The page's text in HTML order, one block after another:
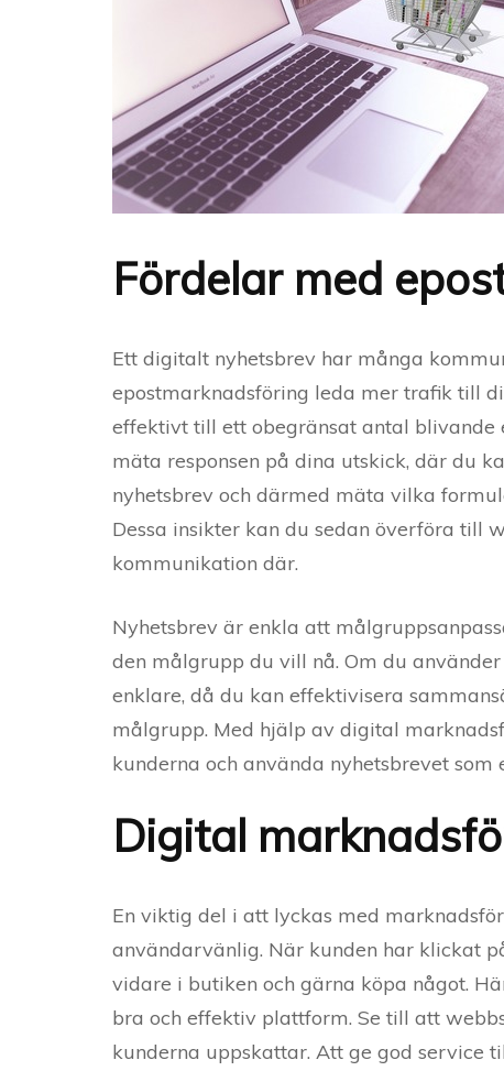
Fördelar med
Ett digitalt nyhetsbrev har många
epostmarknadsföring leda mer trafik till
effektivt till ett obegränsat antal blivande
mäta responsen på dina utskick, där du
nyhetsbrev och därmed mäta vilka
Dessa insikter kan du sedan överföra till
kommunikation där.
Nyhetsbrev är enkla att
den målgrupp du vill nå. Om du
enklare, då du kan effektivisera
målgrupp. Med hjälp av digital
kunderna och använda nyhetsbrevet som
Digital
En viktig del i att lyckas med
användarvänlig. När kunden har klickat
vidare i butiken och gärna köpa något.
bra och effektiv plattform. Se till att
kunderna uppskattar. Att ge god service